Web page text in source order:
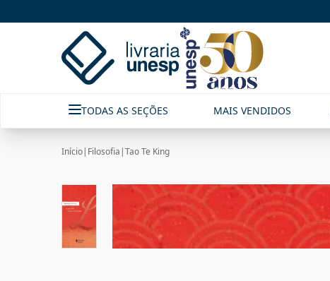
TODAS AS SEÇÕES MAIS VENDIDOS
Início| Filosofia |Tao Te King